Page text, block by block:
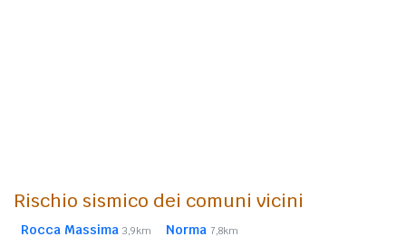
Rischio sismico dei comuni vicini
Rocca Massima 3,9km Norma 7,8km